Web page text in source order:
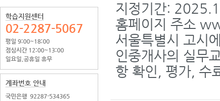
학습지원센터
02-2287-5067
평일 9:00~18:00
점심시간 12:00~13:00
일요일.공휴일 휴무
계좌번호 안내
국민은행 92287-534365
지정기간:
홈페이지 주소
서울특별시 고시
인중개사의 실무
항 확인, 평가, 수